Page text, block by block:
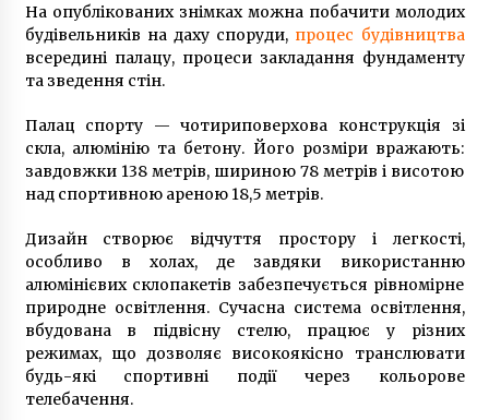
горячей воды
8 років ago
Київ замовив систему очищення
6 років ago
Київрада покаже нардепам Ради, як
голосувати без “кнопкодаства”
У Київській області прикордонники зі
стріляниною затримали браконьєра
6 років ago
“Укрзалізниця”: Солодке життя польської
На опублікованих знімках можна побачити молодих
будівельників на даху споруди, процес будівництва
всередині палацу, процеси закладання фундаменту
та зведення стін.
Палац спорту — чотириповерхова конструкція зі
скла, алюмінію та бетону. Його розміри вражають:
завдовжки 138 метрів, шириною 78 метрів і висотою
над спортивною ареною 18,5 метрів.
Дизайн створює відчуття простору і легкості,
особливо в холах, де завдяки використанню
алюмінієвих склопакетів забезпечується рівномірне
природне освітлення. Сучасна система освітлення,
вбудована в підвісну стелю, працює у різних
режимах, що дозволяє високоякісно транслювати
будь-які спортивні події через кольорове
телебачення.